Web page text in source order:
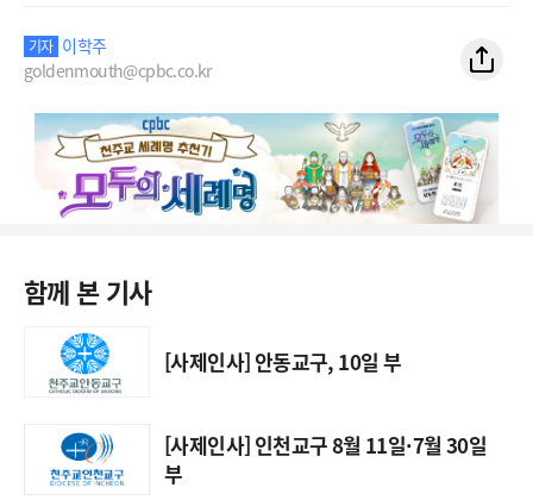
기자 이학주
goldenmouth@cpbc.co.kr
함께 본 기사
[사제인사] 안동교구, 10일 부
[사제인사] 인천교구 8월 11일·7월 30일
부